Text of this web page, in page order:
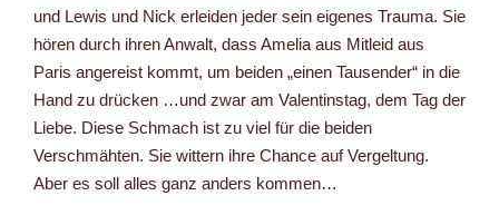
und Lewis und Nick erleiden jeder sein eigenes Trauma. Sie
hören durch ihren Anwalt, dass Amelia aus Mitleid aus
Paris angereist kommt, um beiden „einen Tausender“ in die
Hand zu drücken …und zwar am Valentinstag, dem Tag der
Liebe. Diese Schmach ist zu viel für die beiden
Verschmähten. Sie wittern ihre Chance auf Vergeltung.
Aber es soll alles ganz anders kommen…